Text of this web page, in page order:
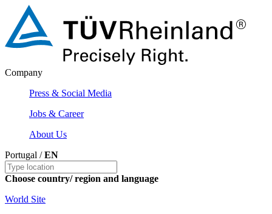
Company
Press & Social Media
Jobs & Career
About Us
Portugal /EN
Choose country/ region and language
World Site